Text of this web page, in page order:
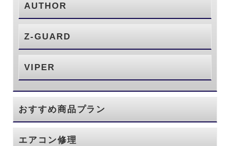
AUTHOR
Z-GUARD
VIPER
おすすめ商品プラン
エアコン修理